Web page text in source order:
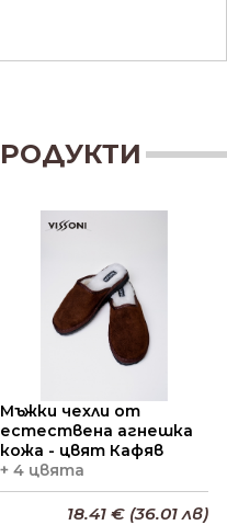
Мъжки чехли от
естествена агнешка
кожа - цвят Кафяв
+ 4 цвята
18.41 € (36.01 лв)